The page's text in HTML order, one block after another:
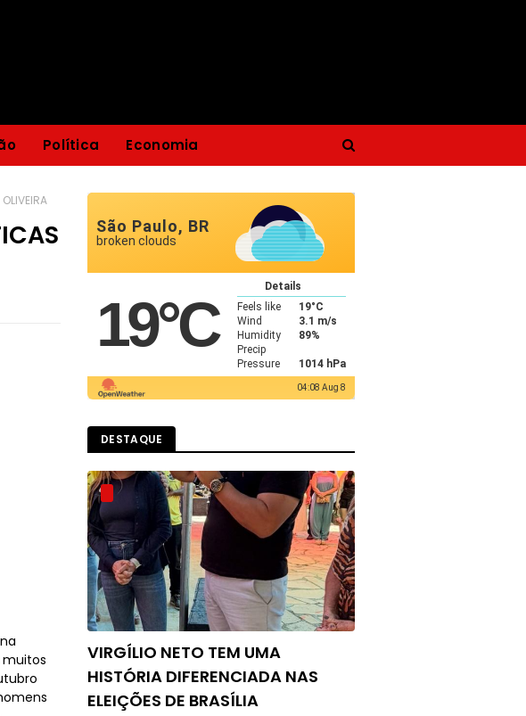
Política Economia
muitos
São Paulo, BR
broken clouds
19°C
Details
Feels like
19°C
Wind
3.1 m/s
Humidity
89%
Precip
Pressure
1014 hPa
04:08 Aug 8
DESTAQUE
VIRGÍLIO NETO TEM UMA
HISTÓRIA DIFERENCIADA NAS
ELEIÇÕES DE BRASÍLIA